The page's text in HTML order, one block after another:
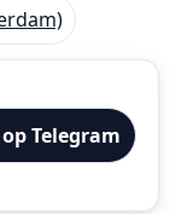
Telegram